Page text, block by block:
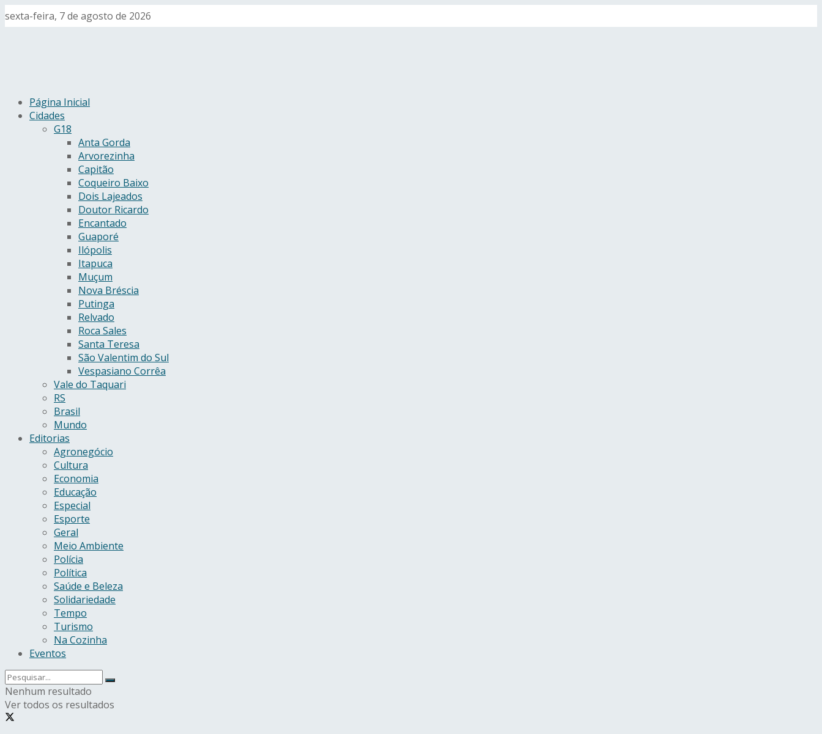
sexta-feira, 7 de agosto de 2026
Página Inicial
Cidades
G18
Anta Gorda
Arvorezinha
Capitão
Coqueiro Baixo
Dois Lajeados
Doutor Ricardo
Encantado
Guaporé
Ilópolis
Itapuca
Muçum
Nova Bréscia
Putinga
Relvado
Roca Sales
Santa Teresa
São Valentim do Sul
Vespasiano Corrêa
Vale do Taquari
RS
Brasil
Mundo
Editorias
Agronegócio
Cultura
Economia
Educação
Especial
Esporte
Geral
Meio Ambiente
Polícia
Política
Saúde e Beleza
Solidariedade
Tempo
Turismo
Na Cozinha
Eventos
Nenhum resultado
Ver todos os resultados